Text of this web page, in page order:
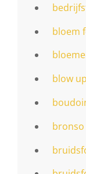
bloem
blow
bronso